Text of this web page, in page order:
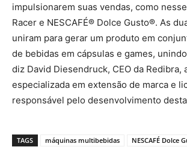
impulsionarem suas vendas, como
Racer e NESCAFÉ® Dolce Gusto®. As
uniram para gerar um produto em
de bebidas em cápsulas e games,
diz David Diesendruck, CEO da Redibra,
especializada em extensão de marca e
responsável pelo desenvolvimento
TAGS máquinas multibebidas NESCAFÉ Dolce